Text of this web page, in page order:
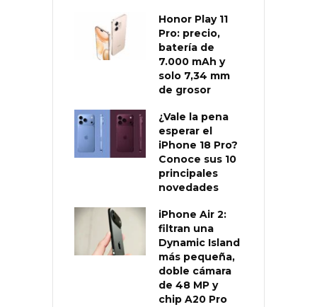
Honor Play 11
Pro: precio,
batería de
7.000 mAh y
solo 7,34 mm
de grosor
¿Vale la pena
esperar el
iPhone 18 Pro?
Conoce sus 10
principales
novedades
iPhone Air 2:
filtran una
Dynamic Island
más pequeña,
doble cámara
de 48 MP y
chip A20 Pro